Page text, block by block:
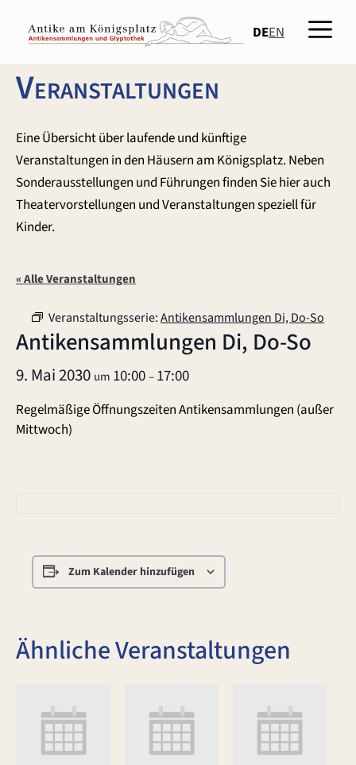
Inhalt
springen
DEEN
Veranstaltungen
Eine Übersicht über laufende und künftige
Veranstaltungen in den Häusern am Königsplatz. Neben
Sonderausstellungen und Führungen finden Sie hier auch
Theatervorstellungen und Veranstaltungen speziell für
Kinder.
« Alle Veranstaltungen
Veranstaltungsserie:Antikensammlungen Di, Do-So
Antikensammlungen Di, Do-So
9. Mai 2030 um 10:00–17:00
Regelmäßige Öffnungszeiten Antikensammlungen (außer
Mittwoch)
Zum Kalender hinzufügen
Ähnliche Veranstaltungen